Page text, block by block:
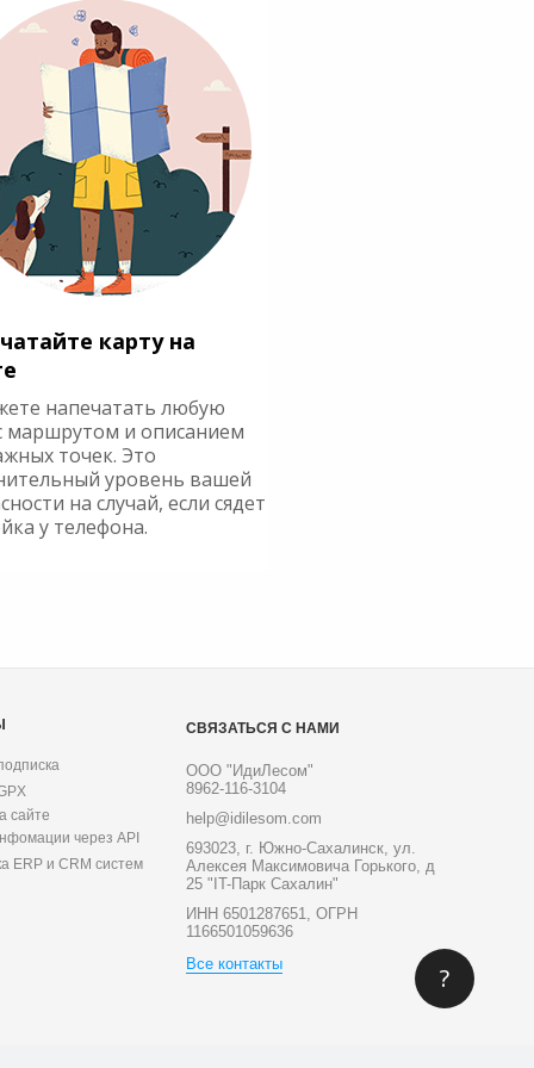
карту на
напечатать любую
маршрутом и описанием
точек. Это
уровень вашей
на случай, если сядет
у телефона.
сайте
через API
ERP и CRM систем
СВЯЗАТЬСЯ С НАМИ
ООО "ИдиЛесом"
8962-116-3104
help@idilesom.com
693023, г. Южно-Сахалинск, ул.
Алексея Максимовича Горького, д
25 "IT-Парк Сахалин"
ИНН 6501287651, ОГРН
1166501059636
Все контакты
?